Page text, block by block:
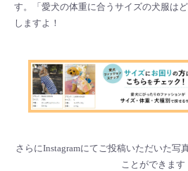
す。「愛犬の体重に合うサイズの犬服は
しますよ！
さらにInstagramにてご投稿いただいた写
ことができます